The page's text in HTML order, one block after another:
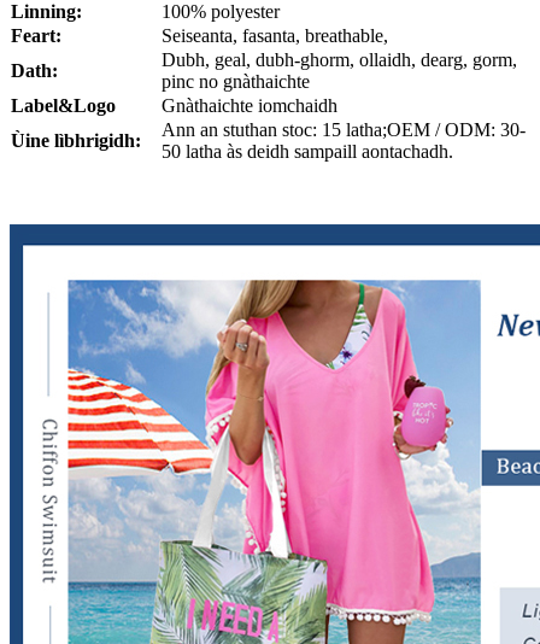
Linning:
100% polyester
Feart:
Seiseanta, fasanta, breathable,
Dath:
Dubh, geal, dubh-ghorm, ollaidh, dearg, gorm,
pinc no gnàthaichte
Label&Logo
Gnàthaichte iomchaidh
Ùine lìbhrigidh:
Ann an stuthan stoc: 15 latha;OEM / ODM: 30-
50 latha às deidh sampaill aontachadh.